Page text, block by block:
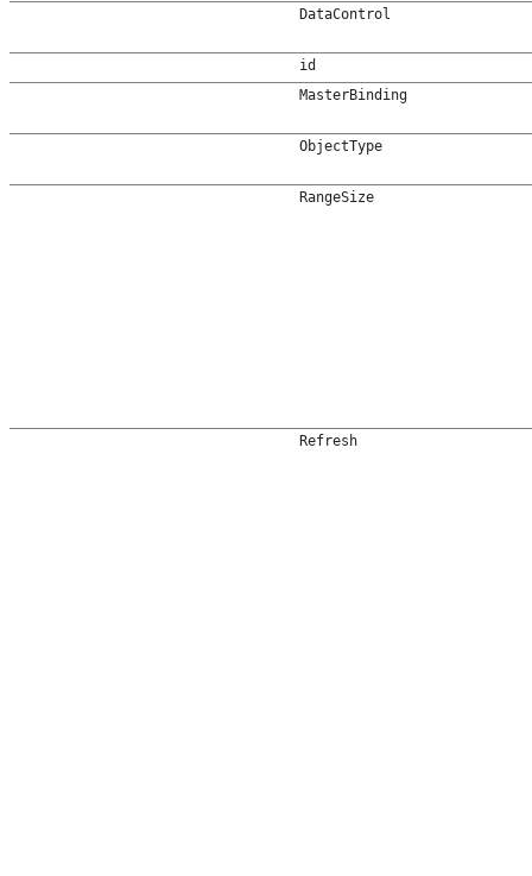
DataControl
id
MasterBinding
ObjectType
RangeSize
Refresh